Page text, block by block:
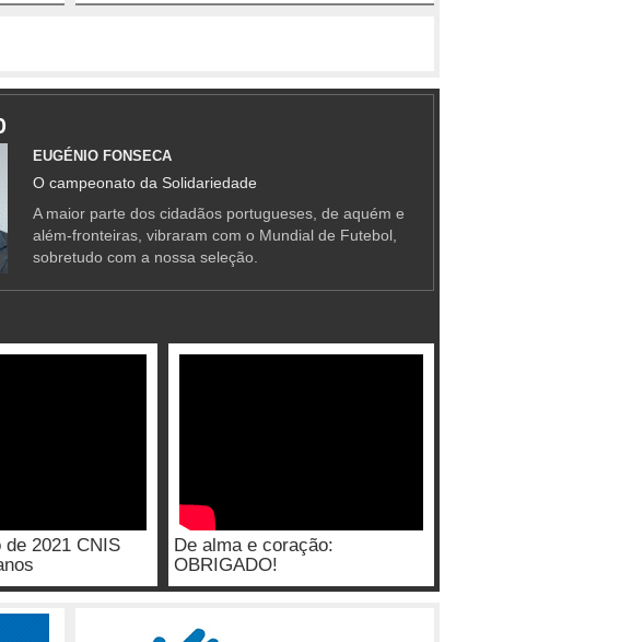
EUGÉNIO FONSECA
O campeonato da Solidariedade
A maior parte dos cidadãos portugueses, de aquém e
além-fronteiras, vibraram com o Mundial de Futebol,
sobretudo com a nossa seleção.
de 2021 CNIS
De alma e coração:
OBRIGADO!